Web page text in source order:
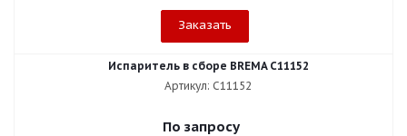
Заказать
Испаритель в сборе BREMA C11152
Артикул: C11152
По запросу